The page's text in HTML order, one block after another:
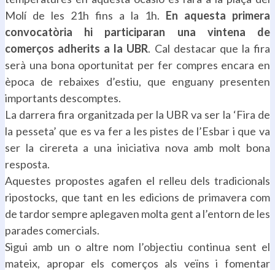
Molí de les 21h fins a la 1h. En aquesta primera
convocatòria hi participaran una vintena de
comerços adherits a la UBR. Cal destacar que la fira
serà una bona oportunitat per fer compres encara en
època de rebaixes d’estiu, que enguany presenten
importants descomptes.
La darrera fira organitzada per la UBR va ser la ‘Fira de
la pesseta’ que es va fer a les pistes de l’Esbar i que va
ser la cirereta a una iniciativa nova amb molt bona
resposta.
Aquestes propostes agafen el relleu dels tradicionals
ripostocks, que tant en les edicions de primavera com
de tardor sempre aplegaven molta gent a l’entorn de les
parades comercials.
Sigui amb un o altre nom l’objectiu continua sent el
mateix, apropar els comerços als veïns i fomentar